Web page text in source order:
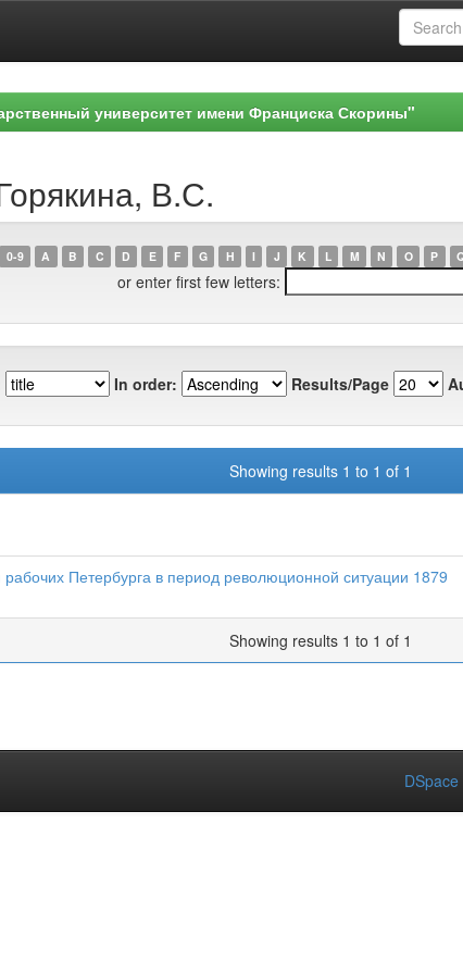
университет имени Франциска Скорины"
В.С.
0-9 A B C D E F G H I J K L M N O P
or enter first few letters:
In order: Results/Page
Showing results 1 to 1 of 1
Петербурга в период революционной ситуации 1879
Showing results 1 to 1 of 1